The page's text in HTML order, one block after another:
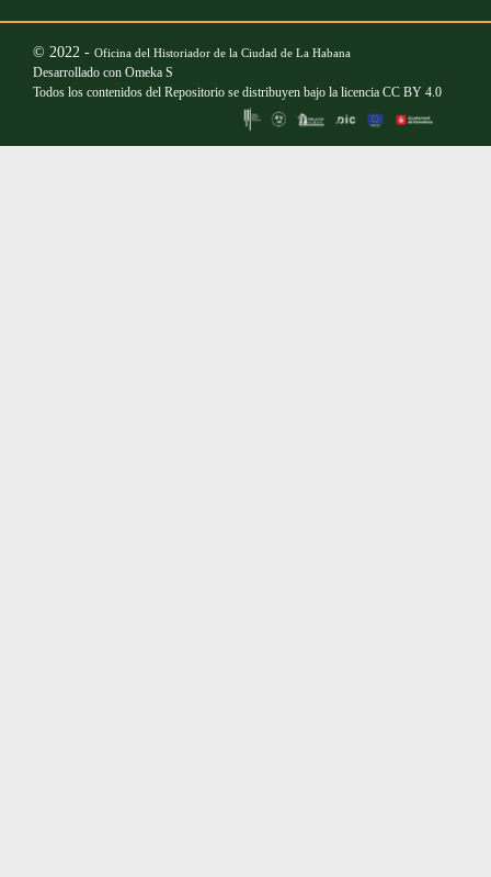
© 2022 - Oficina del Historiador de la Ciudad de La Habana
Desarrollado con Omeka S
Todos los contenidos del Repositorio se distribuyen bajo la licencia CC BY 4.0